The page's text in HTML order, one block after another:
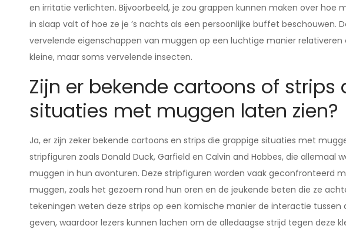
en irritatie verlichten. Bijvoorbeeld, je zou grappen kunnen maken over hoe
in slaap valt of hoe ze je ’s nachts als een persoonlijke buffet beschouwen.
vervelende eigenschappen van muggen op een luchtige manier
kleine, maar soms vervelende insecten.
Zijn er bekende cartoons of strips
situaties met muggen laten zien?
Ja, er zijn zeker bekende cartoons en strips die grappige situaties met
stripfiguren zoals Donald Duck, Garfield en Calvin and Hobbes, die allemaal
muggen in hun avonturen. Deze stripfiguren worden vaak geconfronteerd
muggen, zoals het gezoem rond hun oren en de jeukende beten die ze
tekeningen weten deze strips op een komische manier de interactie
geven, waardoor lezers kunnen lachen om de alledaagse strijd tegen deze